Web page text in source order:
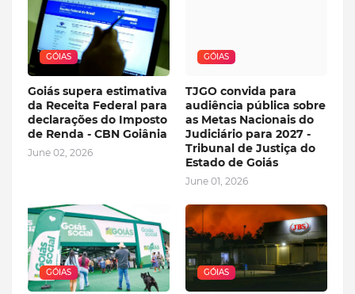
GÓIAS
Goiás supera estimativa
da Receita Federal para
declarações do Imposto
de Renda - CBN Goiânia
June 02, 2026
GÓIAS
TJGO convida para
audiência pública sobre
as Metas Nacionais do
Judiciário para 2027 -
Tribunal de Justiça do
Estado de Goiás
June 01, 2026
GÓIAS GÓIAS